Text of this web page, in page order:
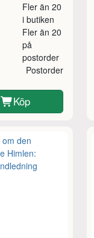
Fler än 20
i butiken
Fler än 20
på
postorder
Postorder
Köp